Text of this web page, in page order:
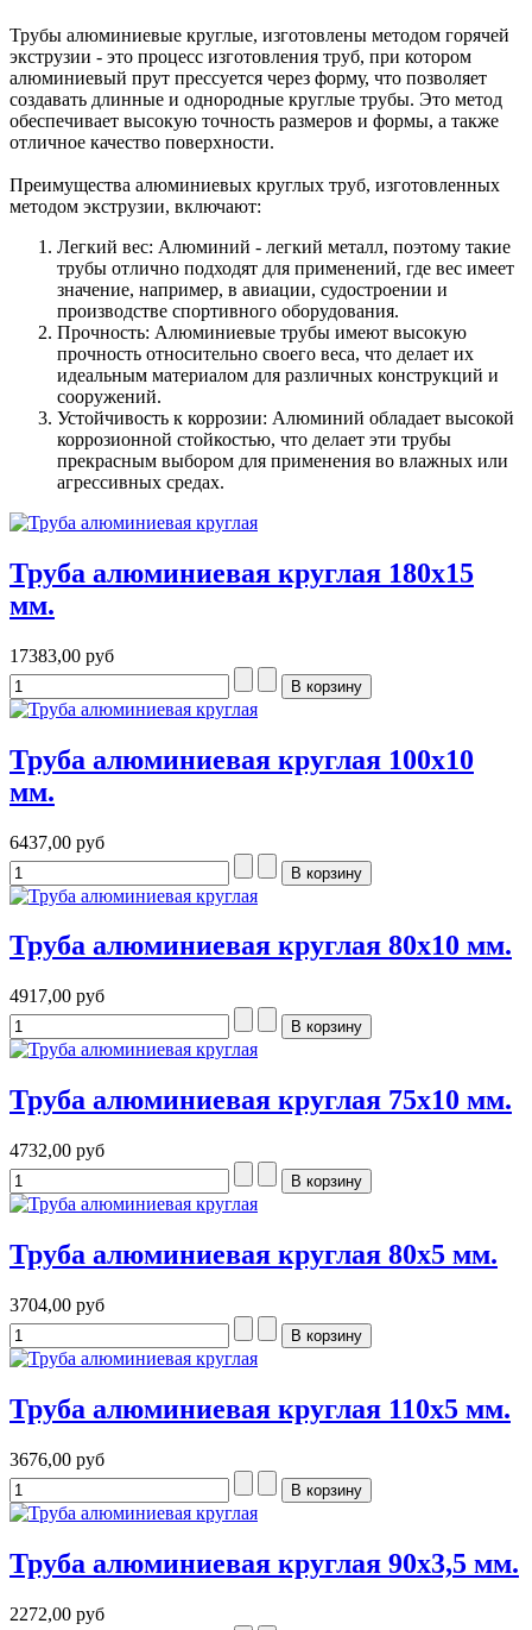
Трубы алюминиевые круглые, изготовлены методом горячей
экструзии - это процесс изготовления труб, при котором
алюминиевый прут прессуется через форму, что позволяет
создавать длинные и однородные круглые трубы. Это метод
обеспечивает высокую точность размеров и формы, а также
отличное качество поверхности.
Преимущества алюминиевых круглых труб, изготовленных
методом экструзии, включают:
Легкий вес: Алюминий - легкий металл, поэтому такие
трубы отлично подходят для применений, где вес имеет
значение, например, в авиации, судостроении и
производстве спортивного оборудования.
Прочность: Алюминиевые трубы имеют высокую
прочность относительно своего веса, что делает их
идеальным материалом для различных конструкций и
сооружений.
Устойчивость к коррозии: Алюминий обладает высокой
коррозионной стойкостью, что делает эти трубы
прекрасным выбором для применения во влажных или
агрессивных средах.
Труба алюминиевая круглая 180x15
мм.
17383,00 руб
Труба алюминиевая круглая 100x10
мм.
6437,00 руб
Труба алюминиевая круглая 80x10 мм.
4917,00 руб
Труба алюминиевая круглая 75x10 мм.
4732,00 руб
Труба алюминиевая круглая 80x5 мм.
3704,00 руб
Труба алюминиевая круглая 110x5 мм.
3676,00 руб
Труба алюминиевая круглая 90x3,5 мм.
2272,00 руб